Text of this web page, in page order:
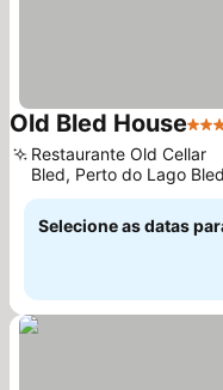
Old Bled House3
Restaurante Old Cellar
Bled, Perto do Lago Bled
Selecione as datas